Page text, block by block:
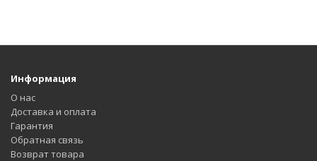
Информация
О нас
Доставка и оплата
Гарантия
Обратная связь
Возврат товара